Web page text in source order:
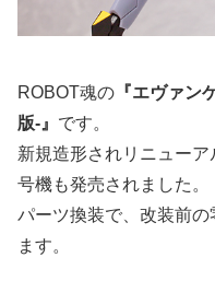
ROBOT魂の 『エヴァン
版-』 です。
新規造形されリニュー
号機も発売されました。
パーツ換装で、改装前
ます。